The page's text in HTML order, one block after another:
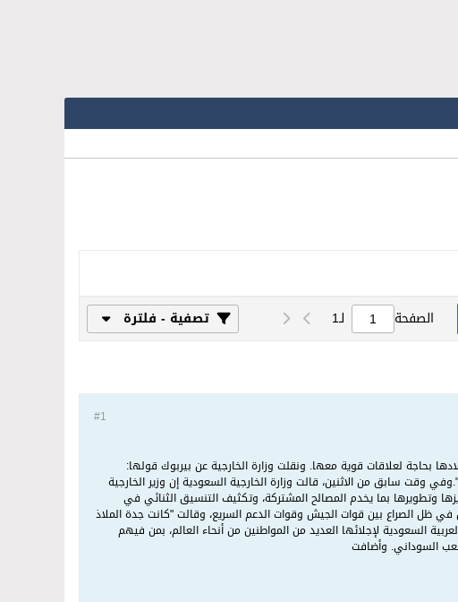
الصفحة
لـ1 تصفية - فلترة
#1
بحاجة لعلاقات قوية معها. ونقلت وزارة الخارجية عن بيربوك قولها:
وقت سابق من الاثنين، قالت وزارة الخارجية السعودية إن وزير الخارجية
وتطويرها بما يخدم المصالح المشتركة، وتكثيف التنسيق الثنائي في
ظل الصراع بين قوات الجيش وقوات الدعم السريع، وقالت "كانت جدة الملاذ
السعودية لإجلائها العديد من المواطنين من أنحاء العالم، بمن فيهم
السوداني. وأضافت